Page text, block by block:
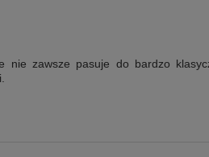
zawsze pasuje do bardzo